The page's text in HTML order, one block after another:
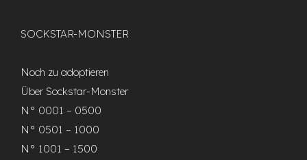
SOCKSTAR-MONSTER
Noch zu adoptieren
Über Sockstar-Monster
N° 0001 – 0500
N° 0501 – 1000
N° 1001 – 1500